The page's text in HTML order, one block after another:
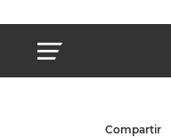
Compartir